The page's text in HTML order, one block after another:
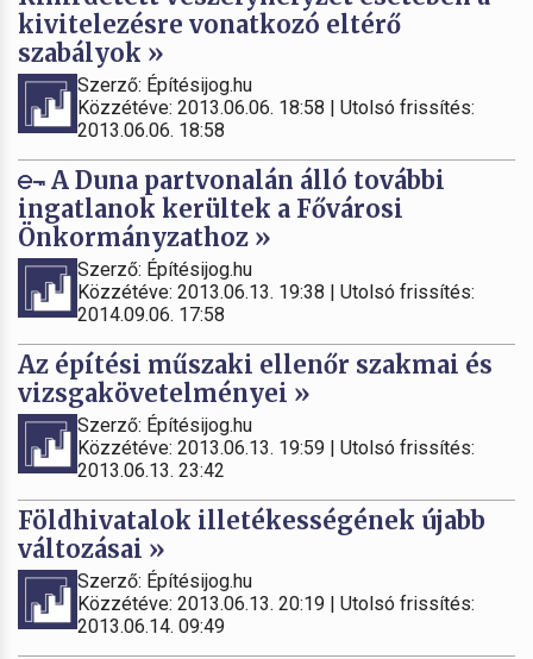
kivitelezésre vonatkozó eltérő
szabályok »
Szerző: Építésijog.hu
Közzétéve: 2013.06.06. 18:58 | Utolsó frissítés:
2013.06.06. 18:58
A Duna partvonalán álló további
ingatlanok kerültek a Fővárosi
Önkormányzathoz »
Szerző: Építésijog.hu
Közzétéve: 2013.06.13. 19:38 | Utolsó frissítés:
2014.09.06. 17:58
Az építési műszaki ellenőr szakmai és
vizsgakövetelményei »
Szerző: Építésijog.hu
Közzétéve: 2013.06.13. 19:59 | Utolsó frissítés:
2013.06.13. 23:42
Földhivatalok illetékességének újabb
változásai »
Szerző: Építésijog.hu
Közzétéve: 2013.06.13. 20:19 | Utolsó frissítés:
2013.06.14. 09:49